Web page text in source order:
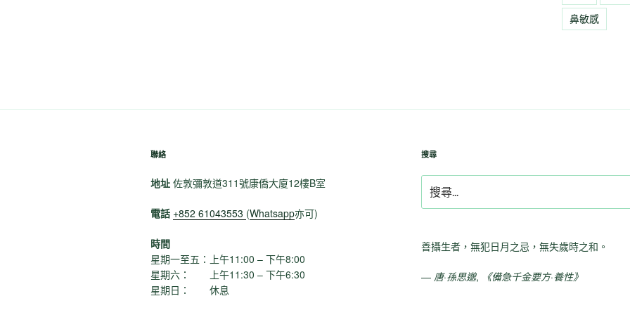
鼻敏感
聯絡
地址 佐敦彌敦道311號康僑大廈12樓B室
電話 +852 61043553 (Whatsapp亦可)
時間
星期一至五：上午11:00 – 下午8:00
星期六： 上午11:30 – 下午6:30
星期日： 休息
搜尋
尋
字:
善攝生者，無犯日月之忌，無失歲時之和。
— 唐·孫思邈, 《備急千金要方·養性》